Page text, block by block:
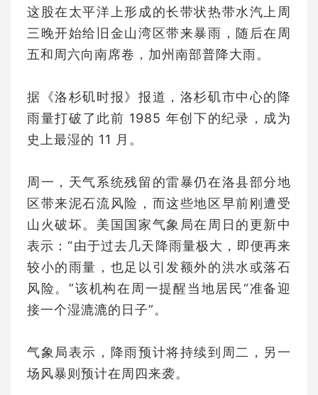
这股在太平洋上形成的长带状热带水汽上周
三晚开始给旧金山湾区带来暴雨，随后在周
五和周六向南席卷，加州南部普降大雨。
据《洛杉矶时报》报道，洛杉矶市中心的降
雨量打破了此前 1985 年创下的纪录，成为
史上最湿的 11 月。
周一，天气系统残留的雷暴仍在洛县部分地
区带来泥石流风险，而这些地区早前刚遭受
山火破坏。美国国家气象局在周日的更新中
表示：“由于过去几天降雨量极大，即便再来
较小的雨量，也足以引发额外的洪水或落石
风险。”该机构在周一提醒当地居民“准备迎
接一个湿漉漉的日子”。
气象局表示，降雨预计将持续到周二，另一
场风暴则预计在周四来袭。